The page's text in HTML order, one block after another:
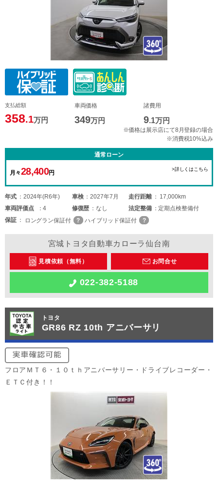
支払総額
358.1万円
車両価格
349万円
諸費用
9.1万円
※価格は展示店にて8月登録の場合
※消費税10%込み
通常ローン
月々28,400円
>詳しくはこちら
年式 2024年(R6年) 車検 2027年7月 走行距離
17,000km
車両評価点 4 修復歴 なし 法定整備
定期点検整備付
保証
ロングラン保証付 ハイブリッド保証付
宮城トヨタ自動車カローラ仙台南
見積依頼（無料） お問合せ
022-382-5188
トヨタ
GR86 RZ 10th アニバーサリ
フロアＭＴ６・１０ｔｈアニバーサリー・ドライブレコーダー・
ＥＴＣ付き！！